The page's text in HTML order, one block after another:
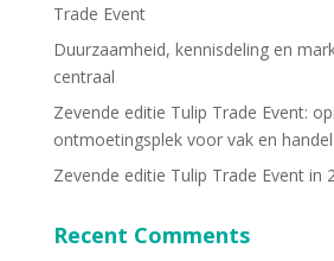
Trade Event
Duurzaamheid, kennisdeling en
centraal
Zevende editie Tulip Trade Event:
ontmoetingsplek voor vak en handel
Zevende editie Tulip Trade Event in
Recent Comments